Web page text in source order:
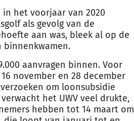
in het voorjaar van 2020
als gevolg van de
aan was, bleek al op de
binnenkwamen.
aanvragen binnen. Voor
november en 28 december
om loonsubsidie
het UWV veel drukte,
hebben tot 14 maart om